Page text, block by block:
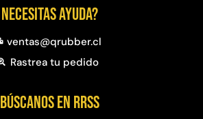
Necesitas ayuda?
ventas@qrubber.cl
Rastrea tu pedido
Búscanos en RRSS